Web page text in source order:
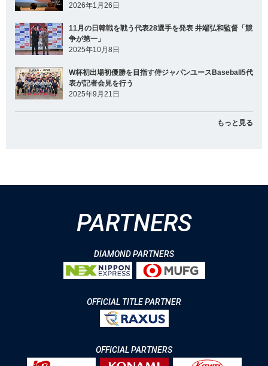
2026年1月26日
11月の日韓戦を戦う代表28選手を発表 井端弘和監督「競
争が第一」
2025年10月8日
W杯初出場初優勝を目指す侍ジャパンユースBaseball5代
表が記者会見を行う
2025年9月21日
もっと見る
PARTNERS
DIAMOND PARTNERS
OFFICIAL TITLE PARTNER
OFFICIAL PARTNERS